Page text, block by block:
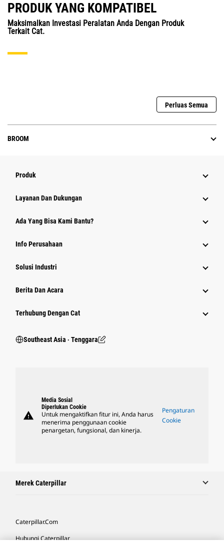
PRODUK YANG KOMPATIBEL
Maksimalkan Investasi Peralatan Anda Dengan Produk
Terkait Cat.
Perluas Semua
BROOM
Produk
Layanan Dan Dukungan
Ada Yang Bisa Kami Bantu?
Info Perusahaan
Solusi Industri
Berita Dan Acara
Terhubung Dengan Cat
Southeast Asia ‧ Tenggara
warning
Media Sosial
Diperlukan Cookie
Untuk mengaktifkan fitur ini, Anda harus
menerima penggunaan cookie
penargetan, fungsional, dan kinerja.
Pengaturan
Cookie
Merek Caterpillar
Caterpillar.com
Hubungi Caterpillar